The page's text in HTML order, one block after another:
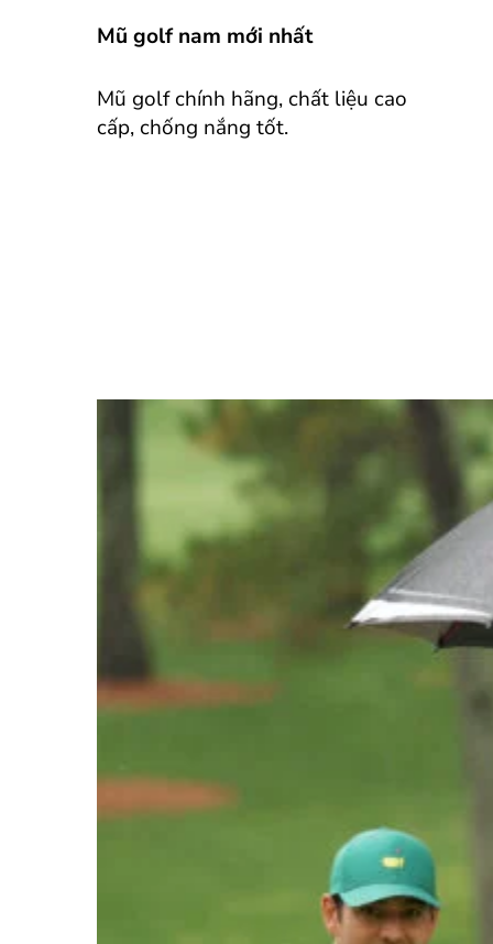
Mũ golf nam mới nhất
Mũ golf chính hãng, chất liệu cao
cấp, chống nắng tốt.